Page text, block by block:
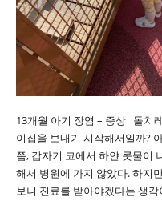
13개월 아기 장염 – 증상 돌치
이집을 보내기 시작해서일까?
쯤, 갑자기 코에서 하얀 콧물이
해서 병원에 가지 않았다. 하지
보니 진료를 받아야겠다는 생